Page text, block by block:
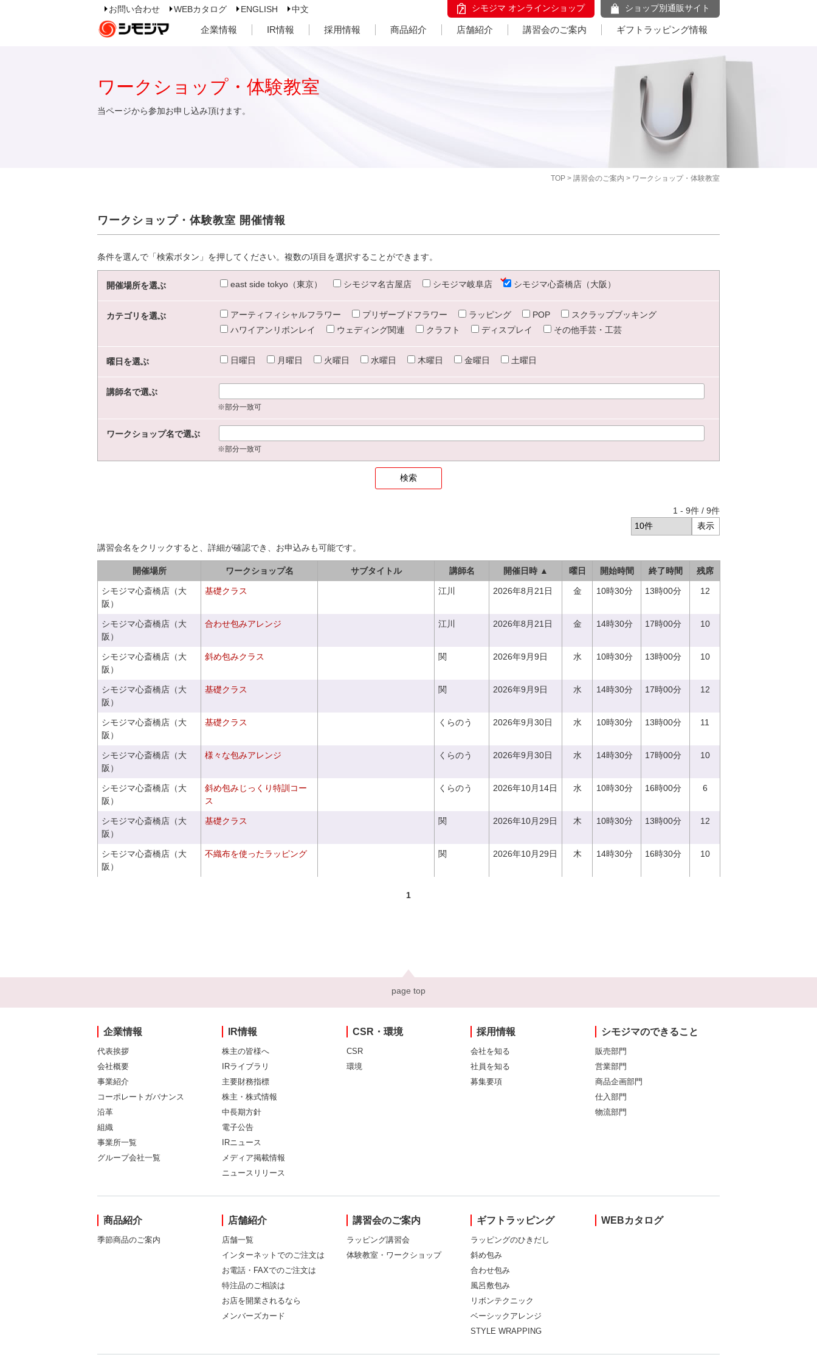
お問い合わせ WEBカタログ ENGLISH 中文 シモジマ オンラインショップ ショップ別通販サイト
企業情報 IR情報 採用情報 商品紹介 店舗紹介 講習会のご案内 ギフトラッピング情報
TOP > 講習会のご案内 > ワークショップ・体験教室
ワークショップ・体験教室
当ページから参加お申し込み頂けます。
ワークショップ・体験教室 開催情報
条件を選んで「検索ボタン」を押してください。複数の項目を選択することができます。
開催場所を選ぶ east side tokyo（東京） シモジマ名古屋店 シモジマ岐阜店 シモジマ心斎橋店（大阪）
カテゴリを選ぶ アーティフィシャルフラワー プリザーブドフラワー ラッピング POP
スクラップブッキング
ハワイアンリボンレイ
ウェディング関連 クラフト ディスプレイ その他手芸・工芸
曜日を選ぶ 日曜日 月曜日 火曜日 水曜日 木曜日 金曜日 土曜日
講師名で選ぶ
※部分一致可
ワークショップ名で選ぶ
※部分一致可
1 - 9件 / 9件
講習会名をクリックすると、詳細が確認でき、お申込みも可能です。
開催場所 ワークショップ名 サブタイトル 講師名 開催日時 ▲ 曜日 開始時間 終了時間 残席
シモジマ心斎橋店（大
阪）
基礎クラス 江川 2026年8月21日 金 10時30分 13時00分 12
シモジマ心斎橋店（大
阪）
合わせ包みアレンジ 江川 2026年8月21日 金 14時30分 17時00分 10
シモジマ心斎橋店（大
阪）
斜め包みクラス 関 2026年9月9日 水 10時30分 13時00分 10
シモジマ心斎橋店（大
阪）
基礎クラス 関 2026年9月9日 水 14時30分 17時00分 12
シモジマ心斎橋店（大
阪）
基礎クラス くらのう 2026年9月30日 水 10時30分 13時00分 11
シモジマ心斎橋店（大
阪）
様々な包みアレンジ くらのう 2026年9月30日 水 14時30分 17時00分 10
シモジマ心斎橋店（大
阪）
斜め包みじっくり特訓コー
ス
くらのう 2026年10月14日 水 10時30分 16時00分 6
シモジマ心斎橋店（大
阪）
基礎クラス 関 2026年10月29日 木 10時30分 13時00分 12
シモジマ心斎橋店（大
阪）
不織布を使ったラッピング 関 2026年10月29日 木 14時30分 16時30分 10
1
page top
企業情報
代表挨拶
会社概要
事業紹介
コーポレートガバナンス
沿革
組織
事業所一覧
グループ会社一覧
IR情報
株主の皆様へ
IRライブラリ
主要財務指標
株主・株式情報
中長期方針
電子公告
IRニュース
メディア掲載情報
ニュースリリース
CSR・環境
CSR
環境
採用情報
会社を知る
社員を知る
募集要項
シモジマのできること
販売部門
営業部門
商品企画部門
仕入部門
物流部門
商品紹介
季節商品のご案内
店舗紹介
店舗一覧
インターネットでのご注文は
お電話・FAXでのご注文は
特注品のご相談は
お店を開業されるなら
メンバーズカード
講習会のご案内
ラッピング講習会
体験教室・ワークショップ
ギフトラッピング
ラッピングのひきだし
斜め包み
合わせ包み
風呂敷包み
リボンテクニック
ベーシックアレンジ
STYLE WRAPPING
WEBカタログ